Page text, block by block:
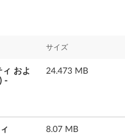
サイズ
ィ およ
-
24.473 MB
8.07 MB